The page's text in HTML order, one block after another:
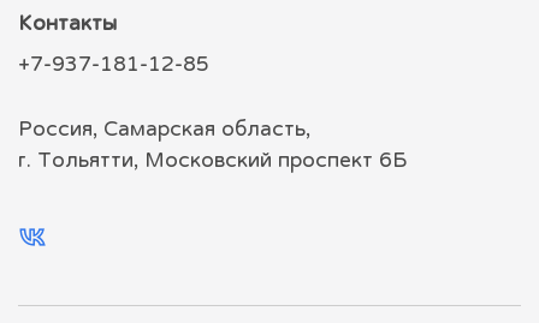
Контакты
+7-937-181-12-85
Россия, Самарская область,
г. Тольятти, Московский проспект 6Б